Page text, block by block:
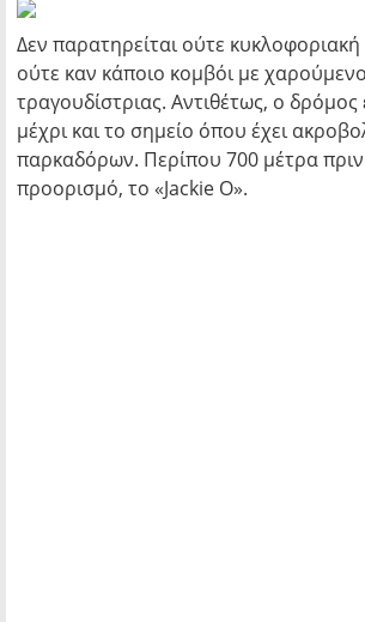
Δεν παρατηρείται ούτε
ούτε καν κάποιο κομβόι με
τραγουδίστριας. Αντιθέτως, ο δρόμος
μέχρι και το σημείο όπου έχει
παρκαδόρων. Περίπου 700 μέτρα πριν
προορισμό, το «Jackie O».